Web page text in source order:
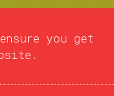
you get